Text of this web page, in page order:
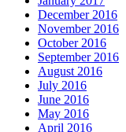
December 2016
November 2016
October 2016
September 2016
August 2016
July 2016
June 2016
May 2016
April 2016